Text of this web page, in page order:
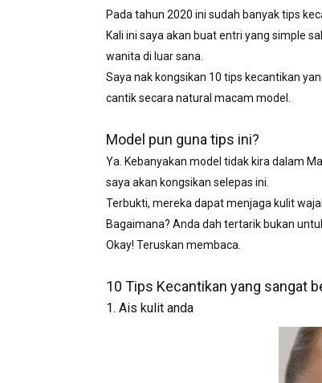
Pada tahun 2020 ini sudah banyak tips
Kali ini saya akan buat entri yang simple
wanita di luar sana.
Saya nak kongsikan 10 tips kecantikan
cantik secara natural macam model.
Model pun guna tips ini?
Ya. Kebanyakan model tidak kira dalam
saya akan kongsikan selepas ini.
Terbukti, mereka dapat menjaga kulit
Bagaimana? Anda dah tertarik bukan
Okay! Teruskan membaca.
10 Tips Kecantikan yang sangat
1. Ais kulit anda